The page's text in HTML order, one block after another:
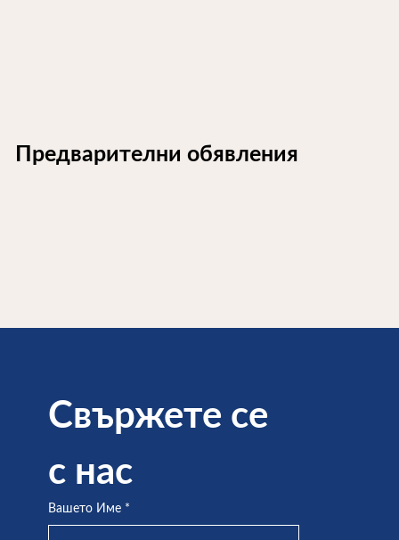
Предварителни обявления
Свържете се
с нас
Вашето Име *